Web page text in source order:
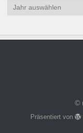
©
Präsentiert von